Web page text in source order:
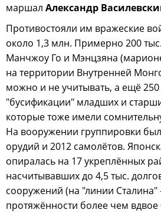
маршал Александр
Противостояли им вражеские
около 1,3 млн. Примерно 200
Манчжоу Го и Мэнцзяна
на территории Внутренней
можно и не учитывать, а ещё
"бусификации" младших и
которые тоже имели
На вооружении группировки
орудий и 2012 самолётов.
опиралась на 17 укреплённых
насчитывавших до 4,5 тыс.
сооружений (на "линии Сталина"
протяжённости более чем